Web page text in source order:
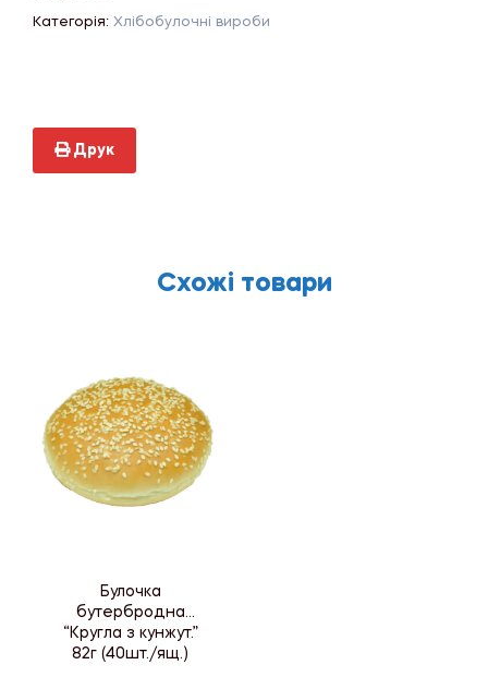
Категорія: Хлібобулочні вироби
Друк
Схожі товари
Булочка
бутербродна
“Кругла з кунжут.”
82г (40шт./ящ.)